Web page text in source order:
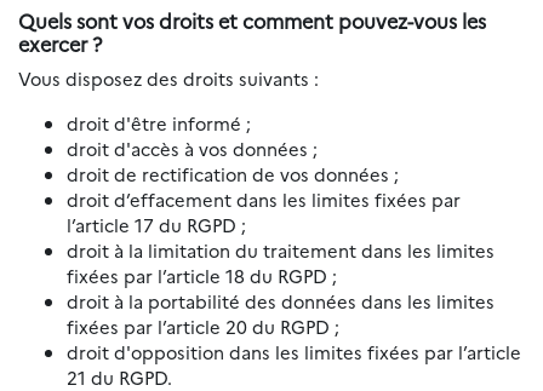
Quels sont vos droits et comment pouvez-vous les
exercer ?
Vous disposez des droits suivants :
droit d'être informé ;
droit d'accès à vos données ;
droit de rectification de vos données ;
droit d’effacement dans les limites fixées par
l’article 17 du RGPD ;
droit à la limitation du traitement dans les limites
fixées par l’article 18 du RGPD ;
droit à la portabilité des données dans les limites
fixées par l’article 20 du RGPD ;
droit d'opposition dans les limites fixées par l’article
21 du RGPD.